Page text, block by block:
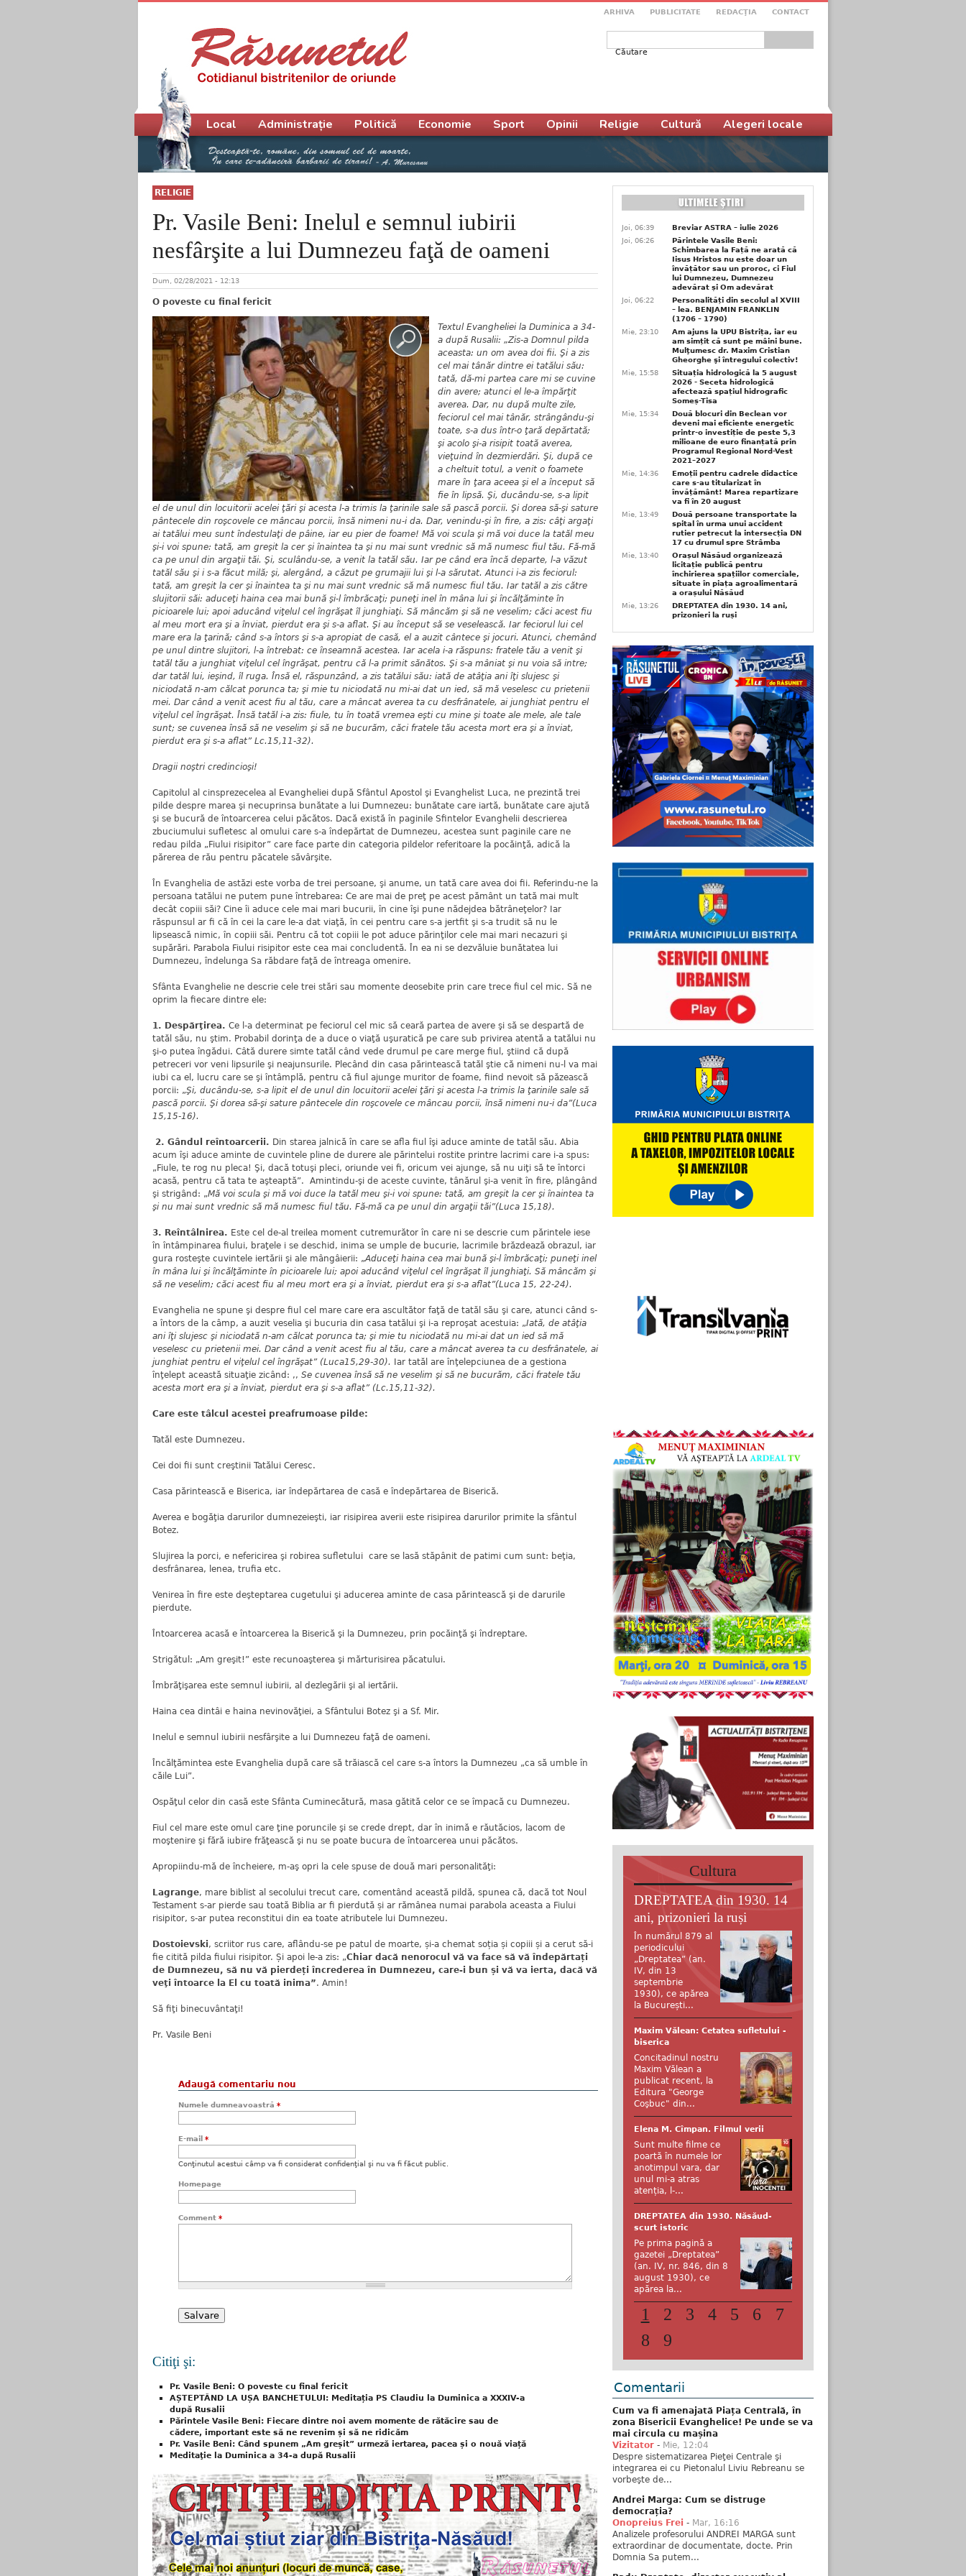
ARHIVA PUBLICITATE REDACŢIA CONTACT
Formular de căutare
RELIGIE
Pr. Vasile Beni: Inelul e semnul iubirii
nesfârşite a lui Dumnezeu faţă de oameni
Dum, 02/28/2021 - 12:13
O poveste cu final fericit
Textul Evangheliei la Duminica a 34-
a după Rusalii: „Zis-a Domnul pilda
aceasta: un om avea doi fii. Şi a zis
cel mai tânăr dintre ei tatălui său:
tată, dă-mi partea care mi se cuvine
din avere; atunci el le-a împărţit
averea. Dar, nu după multe zile,
feciorul cel mai tânăr, strângându-şi
toate, s-a dus într-o ţară depărtată;
şi acolo şi-a risipit toată averea,
vieţuind în dezmierdări. Şi, după ce
a cheltuit totul, a venit o foamete
mare în ţara aceea şi el a început să
fie în lipsă. Şi, ducându-se, s-a lipit
el de unul din locuitorii acelei ţări şi acesta l-a trimis la ţarinile sale să pască porcii. Şi dorea să-şi sature
pântecele din roşcovele ce mâncau porcii, însă nimeni nu-i da. Dar, venindu-şi în fire, a zis: câţi argaţi
ai tatălui meu sunt îndestulaţi de pâine, iar eu pier de foame! Mă voi scula şi mă voi duce la tatăl meu
şi-i voi spune: tată, am greşit la cer şi înaintea ta şi nu mai sunt vrednic să mă numesc fiul tău. Fă-mă
ca pe unul din argaţii tăi. Şi, sculându-se, a venit la tatăl său. Iar pe când era încă departe, l-a văzut
tatăl său şi i s-a făcut milă; şi, alergând, a căzut pe grumajii lui şi l-a sărutat. Atunci i-a zis feciorul:
tată, am greşit la cer şi înaintea ta şi nu mai sunt vrednic să mă numesc fiul tău. Iar tatăl a zis către
slujitorii săi: aduceţi haina cea mai bună şi-l îmbrăcaţi; puneţi inel în mâna lui şi încălţăminte în
picioarele lui; apoi aducând viţelul cel îngrăşat îl junghiaţi. Să mâncăm şi să ne veselim; căci acest fiu
al meu mort era şi a înviat, pierdut era şi s-a aflat. Şi au început să se veselească. Iar feciorul lui cel
mare era la ţarină; când s-a întors şi s-a apropiat de casă, el a auzit cântece şi jocuri. Atunci, chemând
pe unul dintre slujitori, l-a întrebat: ce înseamnă acestea. Iar acela i-a răspuns: fratele tău a venit şi
tatăl tău a junghiat viţelul cel îngrăşat, pentru că l-a primit sănătos. Şi s-a mâniat şi nu voia să intre;
dar tatăl lui, ieşind, îl ruga. Însă el, răspunzând, a zis tatălui său: iată de atâţia ani îţi slujesc şi
niciodată n-am călcat porunca ta; şi mie tu niciodată nu mi-ai dat un ied, să mă veselesc cu prietenii
mei. Dar când a venit acest fiu al tău, care a mâncat averea ta cu desfrânatele, ai junghiat pentru el
viţelul cel îngrăşat. Însă tatăl i-a zis: fiule, tu în toată vremea eşti cu mine şi toate ale mele, ale tale
sunt; se cuvenea însă să ne veselim şi să ne bucurăm, căci fratele tău acesta mort era şi a înviat,
pierdut era şi s-a aflat” Lc.15,11-32).
Dragii noştri credincioşi!
Capitolul al cinsprezecelea al Evangheliei după Sfântul Apostol şi Evanghelist Luca, ne prezintă trei
pilde despre marea şi necuprinsa bunătate a lui Dumnezeu: bunătate care iartă, bunătate care ajută
şi se bucură de întoarcerea celui păcătos. Dacă există în paginile Sfintelor Evanghelii descrierea
zbuciumului sufletesc al omului care s-a îndepărtat de Dumnezeu, acestea sunt paginile care ne
redau pilda „Fiului risipitor” care face parte din categoria pildelor referitoare la pocăinţă, adică la
părerea de rău pentru păcatele săvârşite.
În Evanghelia de astăzi este vorba de trei persoane, şi anume, un tată care avea doi fii. Referindu-ne la
persoana tatălui ne putem pune întrebarea: Ce are mai de preţ pe acest pământ un tată mai mult
decât copiii săi? Cine îi aduce cele mai mari bucurii, în cine îşi pune nădejdea bătrâneţelor? Iar
răspunsul ar fi că în cei la care le-a dat viaţă, în cei pentru care s-a jertfit şi s-a trudit să nu le
lipsească nimic, în copiii săi. Pentru că tot copiii le pot aduce părinţilor cele mai mari necazuri şi
supărări. Parabola Fiului risipitor este cea mai concludentă. În ea ni se dezvăluie bunătatea lui
Dumnezeu, îndelunga Sa răbdare faţă de întreaga omenire.
Sfânta Evanghelie ne descrie cele trei stări sau momente deosebite prin care trece fiul cel mic. Să ne
oprim la fiecare dintre ele:
1. Despărţirea. Ce l-a determinat pe feciorul cel mic să ceară partea de avere şi să se despartă de
tatăl său, nu ştim. Probabil dorinţa de a duce o viaţă uşuratică pe care sub privirea atentă a tatălui nu
şi-o putea îngădui. Câtă durere simte tatăl când vede drumul pe care merge fiul, ştiind că după
petreceri vor veni lipsurile şi neajunsurile. Plecând din casa părintească tatăl ştie că nimeni nu-l va mai
iubi ca el, lucru care se şi întâmplă, pentru că fiul ajunge muritor de foame, fiind nevoit să păzească
porcii: „Şi, ducându-se, s-a lipit el de unul din locuitorii acelei ţări şi acesta l-a trimis la ţarinile sale să
pască porcii. Şi dorea să-şi sature pântecele din roşcovele ce mâncau porcii, însă nimeni nu-i da”(Luca
15,15-16).
2. Gândul reîntoarcerii. Din starea jalnică în care se afla fiul îşi aduce aminte de tatăl său. Abia
acum îşi aduce aminte de cuvintele pline de durere ale părintelui rostite printre lacrimi care i-a spus:
„Fiule, te rog nu pleca! Şi, dacă totuşi pleci, oriunde vei fi, oricum vei ajunge, să nu uiţi să te întorci
acasă, pentru că tata te aşteaptă”. Amintindu-şi de aceste cuvinte, tânărul şi-a venit în fire, plângând
şi strigând: „Mă voi scula şi mă voi duce la tatăl meu şi-i voi spune: tată, am greşit la cer şi înaintea ta
şi nu mai sunt vrednic să mă numesc fiul tău. Fă-mă ca pe unul din argaţii tăi”(Luca 15,18).
3. Reîntâlnirea. Este cel de-al treilea moment cutremurător în care ni se descrie cum părintele iese
în întâmpinarea fiului, braţele i se deschid, inima se umple de bucurie, lacrimile brăzdează obrazul, iar
gura rosteşte cuvintele iertării şi ale mângâierii: „Aduceţi haina cea mai bună şi-l îmbrăcaţi; puneţi inel
în mâna lui şi încălţăminte în picioarele lui; apoi aducând viţelul cel îngrăşat îl junghiaţi. Să mâncăm şi
să ne veselim; căci acest fiu al meu mort era şi a înviat, pierdut era şi s-a aflat”(Luca 15, 22-24).
Evanghelia ne spune şi despre fiul cel mare care era ascultător faţă de tatăl său şi care, atunci când s-
a întors de la câmp, a auzit veselia şi bucuria din casa tatălui şi i-a reproşat acestuia: „Iată, de atâţia
ani îţi slujesc şi niciodată n-am călcat porunca ta; şi mie tu niciodată nu mi-ai dat un ied să mă
veselesc cu prietenii mei. Dar când a venit acest fiu al tău, care a mâncat averea ta cu desfrânatele, ai
junghiat pentru el viţelul cel îngrăşat” (Luca15,29-30).
Iar tatăl are înţelepciunea de a gestiona
înţelept această situaţie zicând: ,, Se cuvenea însă să ne veselim şi să ne bucurăm, căci fratele tău
acesta mort era şi a înviat, pierdut era şi s-a aflat” (Lc.15,11-32).
Care este tâlcul acestei preafrumoase pilde:
Tatăl este Dumnezeu.
Cei doi fii sunt creştinii Tatălui Ceresc.
Casa părintească e Biserica, iar îndepărtarea de casă e îndepărtarea de Biserică.
Averea e bogăţia darurilor dumnezeieşti, iar risipirea averii este risipirea darurilor primite la sfântul
Botez.
Slujirea la porci, e nefericirea şi robirea sufletului care se lasă stăpânit de patimi cum sunt: beţia,
desfrânarea, lenea, trufia etc.
Venirea în fire este deşteptarea cugetului şi aducerea aminte de casa părintească şi de darurile
pierdute.
Întoarcerea acasă e întoarcerea la Biserică şi la Dumnezeu, prin pocăinţă şi îndreptare.
Strigătul: „Am greşit!” este recunoaşterea şi mărturisirea păcatului.
Îmbrăţişarea este semnul iubirii, al dezlegării şi al iertării.
Haina cea dintâi e haina nevinovăţiei, a Sfântului Botez şi a Sf. Mir.
Inelul e semnul iubirii nesfârşite a lui Dumnezeu faţă de oameni.
Încălţămintea este Evanghelia după care să trăiască cel care s-a întors la Dumnezeu „ca să umble în
căile Lui”.
Ospăţul celor din casă este Sfânta Cuminecătură, masa gătită celor ce se împacă cu Dumnezeu.
Fiul cel mare este omul care ţine poruncile şi se crede drept, dar în inimă e răutăcios, lacom de
moştenire şi fără iubire frăţească şi nu se poate bucura de întoarcerea unui păcătos.
Apropiindu-mă de încheiere, m-aş opri la cele spuse de două mari personalităţi:
Lagrange, mare biblist al secolului trecut care, comentând această pildă, spunea că, dacă tot Noul
Testament s-ar pierde sau toată Biblia ar fi pierdută și ar rămânea numai parabola aceasta a Fiului
risipitor, s-ar putea reconstitui din ea toate atributele lui Dumnezeu.
Dostoievski, scriitor rus care, aflându-se pe patul de moarte, și-a chemat soția și copiii și a cerut să-i
fie citită pilda fiului risipitor. Și apoi le-a zis: „Chiar dacă nenorocul vă va face să vă îndepărtați
de Dumnezeu, să nu vă pierdeți încrederea în Dumnezeu, care-i bun și vă va ierta, dacă vă
veţi întoarce la El cu toată inima”. Amin!
Să fiţi binecuvântaţi!
Pr. Vasile Beni
Adaugă comentariu nou
Numele dumneavoastră *
E-mail *
Conţinutul acestui câmp va fi considerat confidenţial şi nu va fi făcut public.
Homepage
Comment *
Citiţi şi:
Pr. Vasile Beni: O poveste cu final fericit
AȘTEPTÂND LA UȘA BANCHETULUI: Meditația PS Claudiu la Duminica a XXXIV-a
după Rusalii
Părintele Vasile Beni: Fiecare dintre noi avem momente de rătăcire sau de
cădere, important este să ne revenim și să ne ridicăm
Pr. Vasile Beni: Când spunem „Am greșit” urmeză iertarea, pacea și o nouă viață
Meditaţie la Duminica a 34-a după Rusalii
Meniu principal
Local Administrație Politică Economie Sport Opinii Religie Cultură Alegeri locale
Joi, 06:39
Breviar ASTRA – iulie 2026
Joi, 06:26
Părintele Vasile Beni:
Schimbarea la Față ne arată că
Iisus Hristos nu este doar un
învățător sau un proroc, ci Fiul
lui Dumnezeu, Dumnezeu
adevărat și Om adevărat
Joi, 06:22
Personalități din secolul al XVIII
– lea. BENJAMIN FRANKLIN
(1706 – 1790)
Mie, 23:10
Am ajuns la UPU Bistrița, iar eu
am simțit că sunt pe mâini bune.
Mulţumesc dr. Maxim Cristian
Gheorghe şi întregului colectiv!
Mie, 15:58
Situația hidrologică la 5 august
2026 - Seceta hidrologică
afectează spațiul hidrografic
Someș-Tisa
Mie, 15:34
Două blocuri din Beclean vor
deveni mai eficiente energetic
printr-o investiție de peste 5,3
milioane de euro finanțată prin
Programul Regional Nord-Vest
2021–2027
Mie, 14:36
Emoții pentru cadrele didactice
care s-au titularizat în
învățământ! Marea repartizare
va fi în 20 august
Mie, 13:49
Două persoane transportate la
spital în urma unui accident
rutier petrecut la intersecția DN
17 cu drumul spre Strâmba
Mie, 13:40
Orașul Năsăud organizează
licitație publică pentru
închirierea spațiilor comerciale,
situate în piața agroalimentară
a orașului Năsăud
Mie, 13:26
DREPTATEA din 1930. 14 ani,
prizonieri la ruși
Cultura
DREPTATEA din 1930. 14
ani, prizonieri la ruși
În numărul 879 al
periodicului
„Dreptatea” (an.
IV, din 13
septembrie
1930), ce apărea
la București...
Maxim Vălean: Cetatea sufletului -
biserica
Concitadinul nostru
Maxim Vălean a
publicat recent, la
Editura "George
Coşbuc" din...
Elena M. Cîmpan. Filmul verii
Sunt multe filme ce
poartă în numele lor
anotimpul vara, dar
unul mi-a atras
atenția, l-...
DREPTATEA din 1930. Năsăud-
scurt istoric
Pe prima pagină a
gazetei „Dreptatea”
(an. IV, nr. 846, din 8
august 1930), ce
apărea la...
1 2 3 4 5 6
7
8
9
Comentarii
Cum va fi amenajată Piața Centrală, în
zona Bisericii Evanghelice! Pe unde se va
mai circula cu mașina
Vizitator - Mie, 12:04
Despre sistematizarea Pieţei Centrale şi
integrarea ei cu Pietonalul Liviu Rebreanu se
vorbeşte de...
Andrei Marga: Cum se distruge
democrația?
Onopreius Frei - Mar, 16:16
Analizele profesorului ANDREI MARGA sunt
extraordinar de documentate, docte. Prin
Domnia Sa putem...